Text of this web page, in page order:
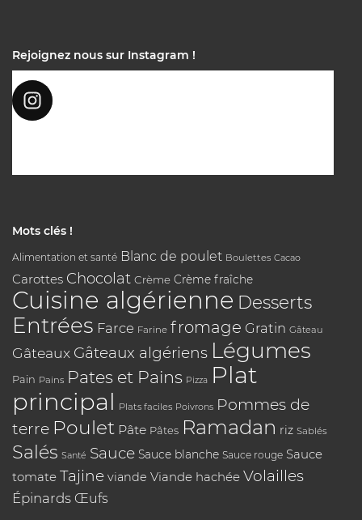
Rejoignez nous sur Instagram !
Mots clés !
Alimentation et santé Blanc de poulet Boulettes Cacao
Carottes Chocolat Crème Crème fraîche
Cuisine algérienne Desserts
Entrées Farce Farine fromage Gratin Gâteau
Gâteaux Gâteaux algériens Légumes
Pain Pains Pates et Pains Pizza Plat
principal Plats faciles Poivrons Pommes de
terre Poulet Pâte Pâtes Ramadan riz Sablés
Salés Santé Sauce Sauce blanche Sauce rouge Sauce
tomate Tajine viande Viande hachée Volailles
Épinards Œufs